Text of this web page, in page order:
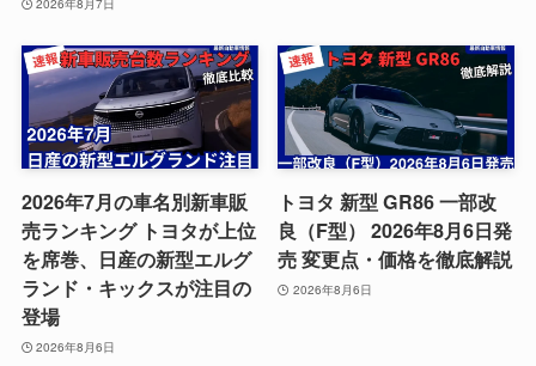
2026年8月7日
2026年7月の車名別新車販
売ランキング トヨタが上位
を席巻、日産の新型エルグ
ランド・キックスが注目の
登場
2026年8月6日
トヨタ 新型 GR86 一部改
良（F型） 2026年8月6日発
売 変更点・価格を徹底解説
2026年8月6日